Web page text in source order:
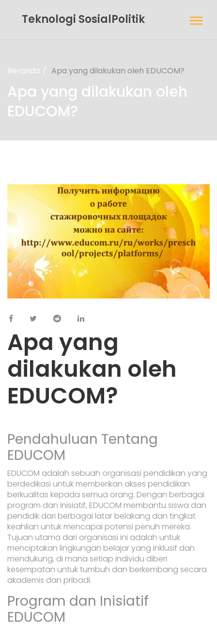
Teknologi SosialPolitik
Beranda Apa yang dilakukan oleh EDUCOM?
Apa yang dilakukan oleh
EDUCOM?
Apa yang
dilakukan oleh
EDUCOM?
Pendahuluan Tentang
EDUCOM
EDUCOM adalah sebuah organisasi pendidikan yang
berdedikasi untuk memberikan akses pendidikan
berkualitas kepada semua orang. Dengan berbagai
program dan inisiatif, EDUCOM membantu siswa dan
pendidik dari berbagai latar belakang dan tingkat
keahlian untuk mencapai potensi penuh mereka.
Tujuan utama dari organisasi ini adalah untuk
menciptakan lingkungan belajar yang inklusif dan
mendukung, di mana setiap individu diberi
kesempatan untuk tumbuh dan berkembang secara
akademis dan pribadi.
Program dan Inisiatif
EDUCOM